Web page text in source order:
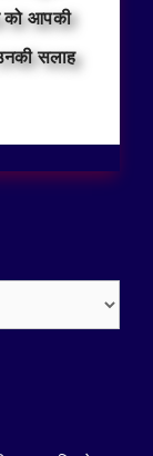
को आपकी
सलाह